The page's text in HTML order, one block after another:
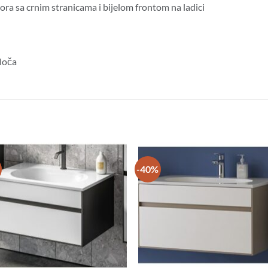
sa crnim stranicama i bijelom frontom na ladici
-40%